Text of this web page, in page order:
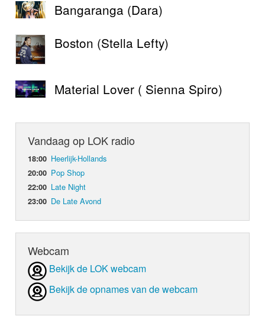
Bangaranga (Dara)
Boston (Stella Lefty)
Material Lover ( Sienna Spiro)
Vandaag op LOK radio
18:00 Heerlijk-Hollands
20:00 Pop Shop
22:00 Late Night
23:00 De Late Avond
Webcam
Bekijk de LOK webcam
Bekijk de opnames van de webcam